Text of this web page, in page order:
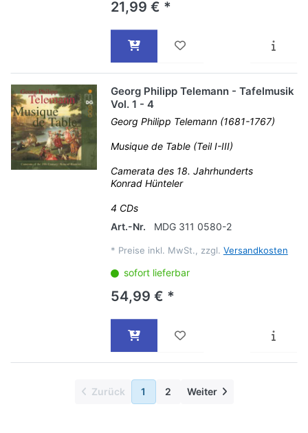
21,99 € *
Georg Philipp Telemann - Tafelmusik
Vol. 1 - 4
Georg Philipp Telemann (1681-1767)
Musique de Table (Teil I-III)
Camerata des 18. Jahrhunderts
Konrad Hünteler
4 CDs
Art.-Nr.
MDG 311 0580-2
* Preise inkl. MwSt., zzgl. Versandkosten
sofort lieferbar
54,99 € *
Zurück 1 2 Weiter